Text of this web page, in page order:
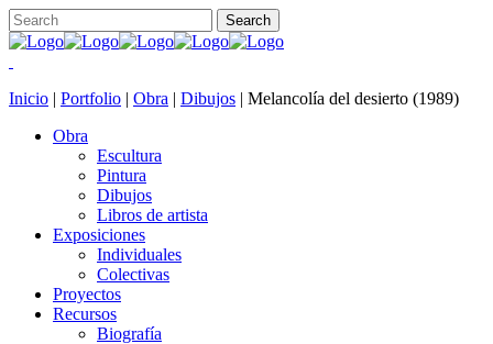
Inicio | Portfolio | Obra | Dibujos | Melancolía del desierto (1989)
Obra
Escultura
Pintura
Dibujos
Libros de artista
Exposiciones
Individuales
Colectivas
Proyectos
Recursos
Biografía